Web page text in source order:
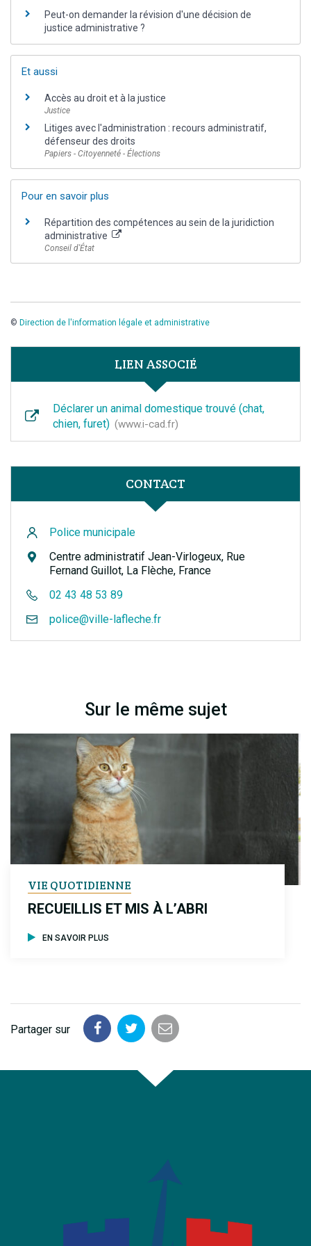
Peut-on demander la révision d'une décision de
justice administrative ?
Et aussi
Accès au droit et à la justice
Justice
Litiges avec l'administration : recours administratif,
défenseur des droits
Papiers - Citoyenneté - Élections
Pour en savoir plus
Répartition des compétences au sein de la juridiction
administrative
Conseil d'État
© Direction de l'information légale et administrative
LIEN ASSOCIÉ
Déclarer un animal domestique trouvé (chat,
chien, furet)
www.i-cad.fr
CONTACT
Police municipale
Centre administratif Jean-Virlogeux, Rue
Fernand Guillot, La Flèche, France
02 43 48 53 89
police@ville-lafleche.fr
Sur le même sujet
VIE QUOTIDIENNE
RECUEILLIS ET MIS À L’ABRI
EN SAVOIR PLUS
Partager sur
Partager
Facebook
Partager
Twitter
Partager
email